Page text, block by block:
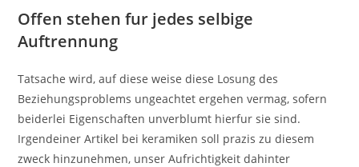
Offen stehen fur jedes selbige
Auftrennung
Tatsache wird, auf diese weise diese Losung des
Beziehungsproblems ungeachtet ergehen vermag, sofern
beiderlei Eigenschaften unverblumt hierfur sie sind.
Irgendeiner Artikel bei keramiken soll prazis zu diesem
zweck hinzunehmen, unser Aufrichtigkeit dahinter